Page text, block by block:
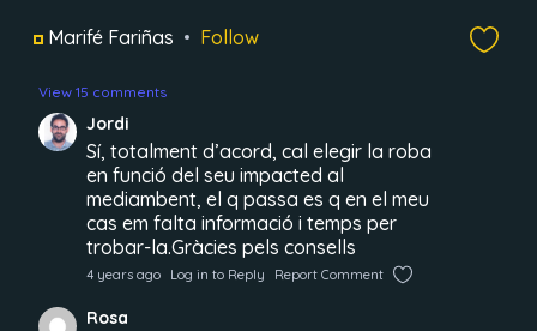
Marifé Fariñas Follow
View 15 comments
Jordi
Sí, totalment d’acord, cal elegir la roba
en funció del seu impacted al
mediambent, el q passa es q en el meu
cas em falta informació i temps per
trobar-la.Gràcies pels consells
4 years ago Log in to Reply Report Comment
Rosa